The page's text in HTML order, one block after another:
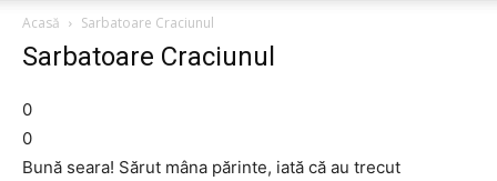
Acasă
Sarbatoare Craciunul
Sarbatoare Craciunul
0
0
Bună seara! Sărut mâna părinte, iată că au trecut